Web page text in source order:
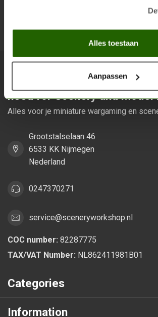
Alles toestaan
Aanpassen
Scenery Workshop BV -
need for Scenery and Model
Alles voor je miniature wargaming en
Grootstalselaan 46
6533 KK Nijmegen
Nederland
0247370271
service@sceneryworkshop.nl
COC number: 82287775
TAX/VAT Number: NL862411981B01
Categories
Information